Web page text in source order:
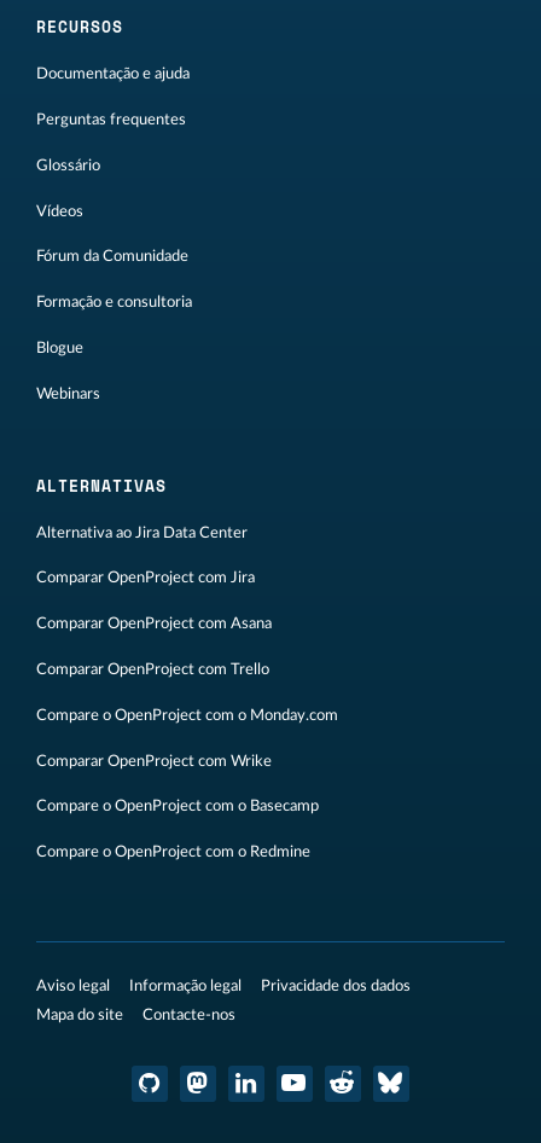
RECURSOS
Documentação e ajuda
Perguntas frequentes
Glossário
Vídeos
Fórum da Comunidade
Formação e consultoria
Blogue
Webinars
ALTERNATIVAS
Alternativa ao Jira Data Center
Comparar OpenProject com Jira
Comparar OpenProject com Asana
Comparar OpenProject com Trello
Compare o OpenProject com o Monday.com
Comparar OpenProject com Wrike
Compare o OpenProject com o Basecamp
Compare o OpenProject com o Redmine
Aviso legal Informação legal
Privacidade dos dados
Mapa do site
Contacte-nos